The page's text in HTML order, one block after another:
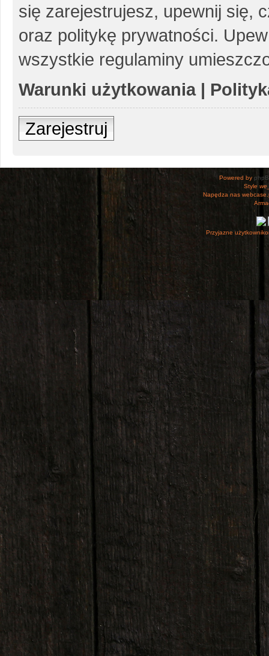
się zarejestrujesz, upewnij się,
oraz politykę prywatności.
wszystkie regulaminy
Warunki użytkowania|
Zarejestruj
Powered by
Style
Napędza nas
Przyjazne